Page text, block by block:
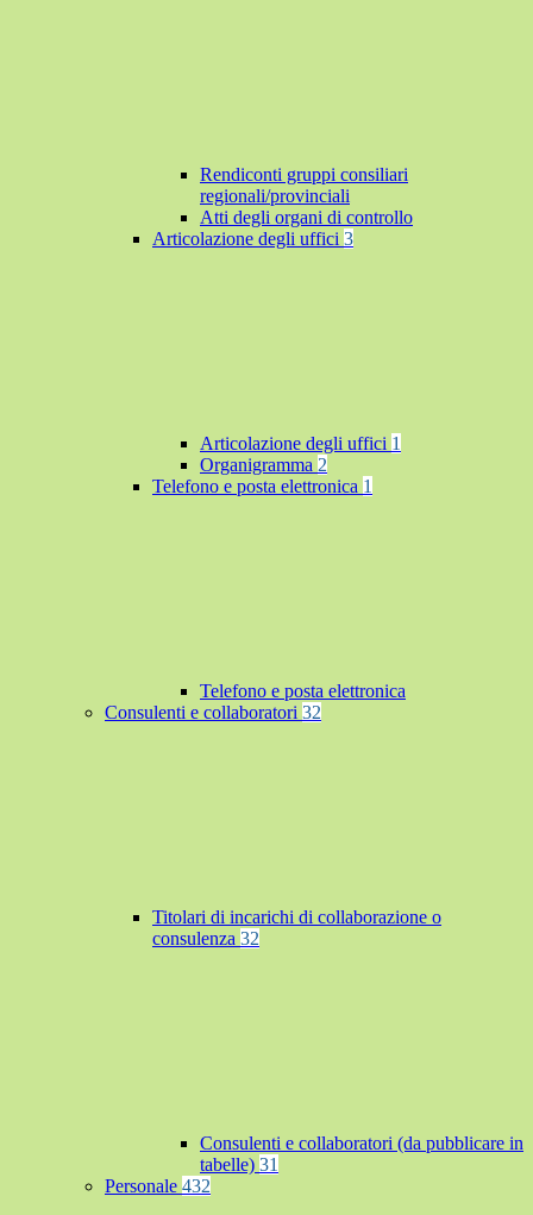
Rendiconti gruppi consiliari
regionali/provinciali
Atti degli organi di controllo
Articolazione degli uffici 3
Articolazione degli uffici 1
Organigramma 2
Telefono e posta elettronica 1
Telefono e posta elettronica
Consulenti e collaboratori 32
Titolari di incarichi di collaborazione o
consulenza 32
Consulenti e collaboratori (da pubblicare in
tabelle) 31
Personale 432